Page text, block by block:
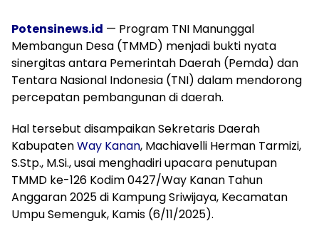
Potensinews.id — Program TNI Manunggal
Membangun Desa (TMMD) menjadi bukti nyata
sinergitas antara Pemerintah Daerah (Pemda) dan
Tentara Nasional Indonesia (TNI) dalam mendorong
percepatan pembangunan di daerah.
Hal tersebut disampaikan Sekretaris Daerah
KabupatenWay Kanan, Machiavelli Herman Tarmizi,
S.Stp., M.Si., usai menghadiri upacara penutupan
TMMD ke-126 Kodim 0427/Way Kanan Tahun
Anggaran 2025 di Kampung Sriwijaya, Kecamatan
Umpu Semenguk, Kamis (6/11/2025).